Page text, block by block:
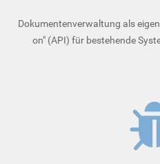
Dokumentenverwaltung als
on" (API) für bestehende